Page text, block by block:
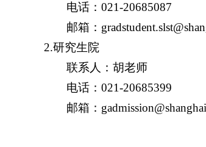
电话： 021-20685087
邮箱：
2.研究生院
联系人：胡老师
电话： 021-20685399
邮箱：